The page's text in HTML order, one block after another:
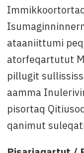
ataaniittumi
atorfeqartutut
pillugit
aamma
pisortaq
qanimut